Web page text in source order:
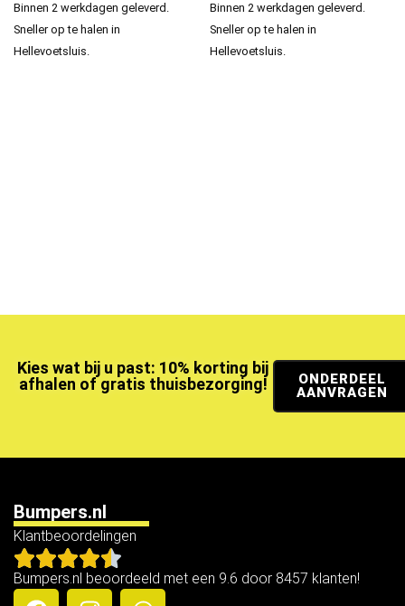
Binnen 2 werkdagen geleverd.
Sneller op te halen in
Hellevoetsluis.
Binnen 2 werkdagen geleverd.
Sneller op te halen in
Hellevoetsluis.
Kies wat bij u past: 10% korting bij
afhalen of gratis thuisbezorging!
ONDERDEEL
AANVRAGEN
Bumpers.nl
Klantbeoordelingen
Bumpers.nl beoordeeld met een 9.6 door 8457 klanten!